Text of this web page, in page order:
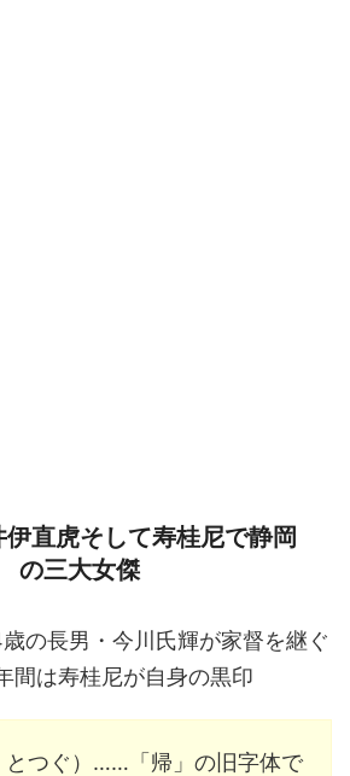
直虎そして寿桂尼で静岡
の三大女傑
の長男・今川氏輝が家督を継ぐ
間は寿桂尼が自身の黒印
つぐ）……「帰」の旧字体で